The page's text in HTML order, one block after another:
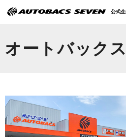
オートバックス
公式
サステナビリティ
ニュース
Language